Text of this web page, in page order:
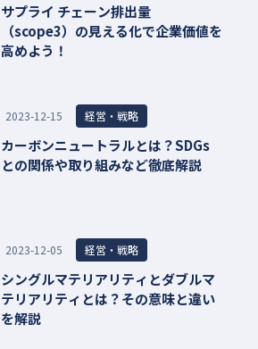
サプライ チェーン排出量
（scope3）の見える化で企業価値を
高めよう！
2023-12-15 経営・戦略
カーボンニュートラルとは？SDGs
との関係や取り組みなど徹底解説
2023-12-05 経営・戦略
シングルマテリアリティとダブルマ
テリアリティとは？その意味と違い
を解説